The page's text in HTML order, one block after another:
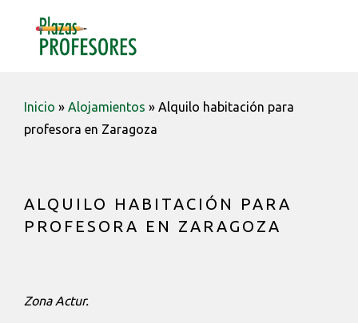
principal
contenido
lateral
principal
Inicio » Alojamientos » Alquilo habitación para
profesora en Zaragoza
ALQUILO HABITACIÓN PARA
PROFESORA EN ZARAGOZA
Zona Actur.